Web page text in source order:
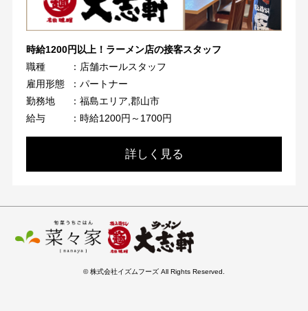
時給1200円以上！ラーメン店の接客スタッフ
職種
：店舗ホールスタッフ
雇用形態
：パートナー
勤務地
：福島エリア,郡山市
給与
：時給1200円～1700円
詳しく見る
© 株式会社イズムフーズ All Rights Reserved.